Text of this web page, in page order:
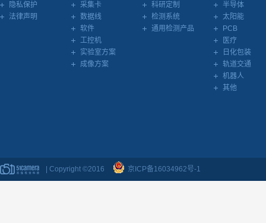
隐私保护
法律声明
采集卡
数据线
软件
工控机
实验室方案
成像方案
科研定制
检测系统
通用检测产品
半导体
太阳能
PCB
医疗
日化包装
轨道交通
机器人
其他
| Copyright ©2016 京ICP备16034962号-1